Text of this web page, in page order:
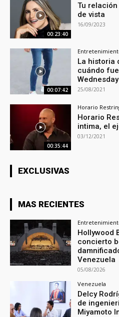
00:23:40
Tu
de vista
16/09/2023
00:07:42
La historia
cuándo
Wednesday
25/08/2021
00:35:44
Horario
Horario
intima, el
03/12/2021
EXCLUSIVAS
MAS RECIENTES
Hollywood
concierto
Venezuela
05/08/2026
Venezuela
Delcy
de
Miyamoto